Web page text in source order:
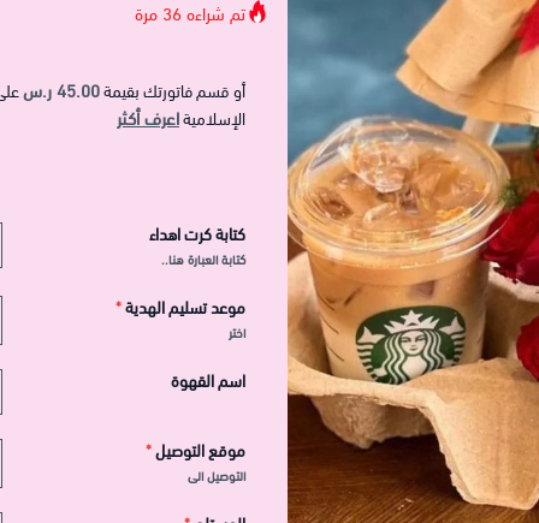
تم شراءه36 مرة
أو قسم فاتورتك بقيمة45.00 ر.س
الإسلاميةاعرف أكثر
كتابة كرت اهداء
كتابة العبارة هنا..
موعد تسليم الهدية*
اختر
اسم القهوة
موقع التوصيل*
التوصيل الى